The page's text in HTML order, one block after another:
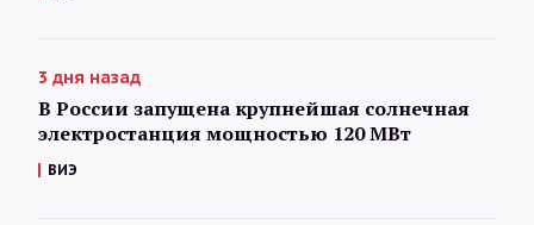
3 дня назад
В России запущена крупнейшая солнечная
электростанция мощностью 120 МВт
ВИЭ